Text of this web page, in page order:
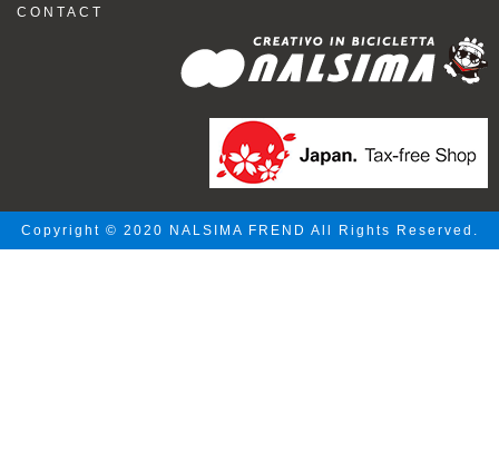
CONTACT
Copyright © 2020 NALSIMA FREND All Rights Reserved.